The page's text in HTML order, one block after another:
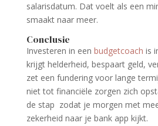
salarisdatum. Dat voelt als een
smaakt naar meer.
Conclusie
Investeren in een budgetcoach is
krijgt helderheid, bespaart geld,
zet een fundering voor lange
niet tot financiële zorgen zich
de stap zodat je morgen met
zekerheid naar je bank app kijkt.